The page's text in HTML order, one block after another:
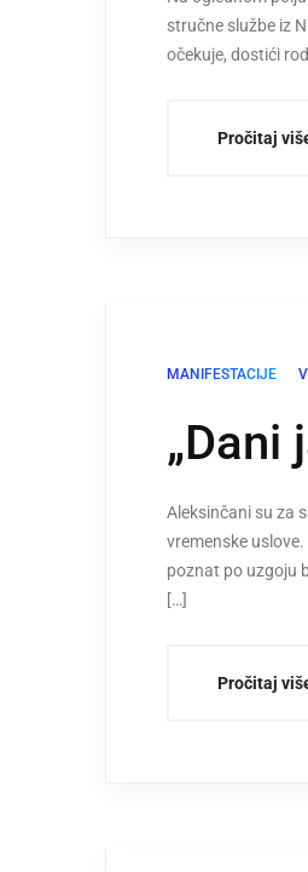
stručne službe iz
očekuje, dostići
Pročitaj
MANIFESTACIJE
„Dani
Aleksinčani su za
vremenske
poznat po uzgoju
[…]
Pročitaj